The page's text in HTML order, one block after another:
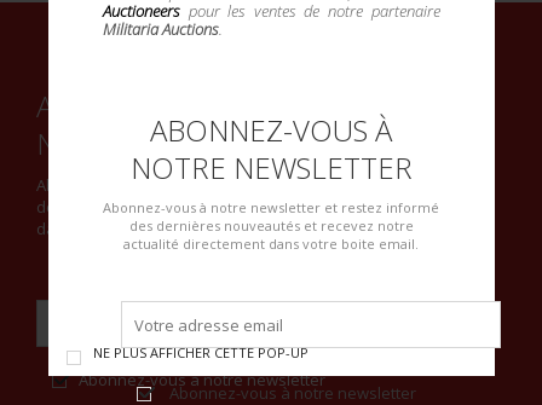
Auctioneerspour les ventes de notre partenaire
Militaria Auctions.
ABONNEZ-VOUS À
NOTRE NEWSLETTER
Abonnez-vous à notre newsletter et restez informé
des dernières nouveautés et recevez notre
actualité directement dans votre boite email.
Abonnez-vous à notre newsletter
NE PLUS AFFICHER CETTE POP-UP
ABONNEZ-VOUS À NOTRE
NEWSLETTER
Abonnez-vous à notre newsletter et restez informé des
dernières nouveautés et recevez notre actualité directement
dans votre boite email.
Abonnez-vous à notre newsletter